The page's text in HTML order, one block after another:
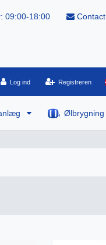
09:00-18:00 Contact
Log ind Registreren
Ølbrygning